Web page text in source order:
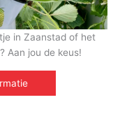
in Zaanstad of het
Aan jou de keus!